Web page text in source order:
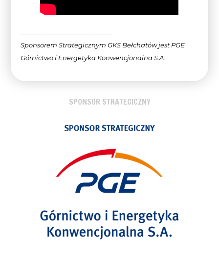
Sponsorem Strategicznym GKS Bełchatów jest PGE
Górnictwo i Energetyka Konwencjonalna S.A.
SPONSOR STRATEGICZNY